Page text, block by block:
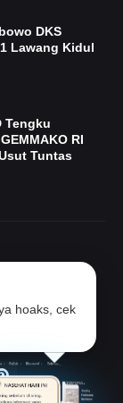
DKS
Lawang Kidul
Tengku
RI
Tuntas